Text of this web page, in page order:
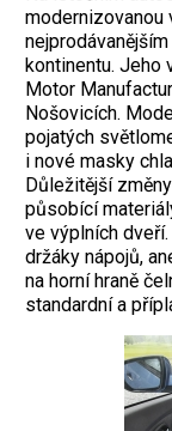
modernizovanou
kontinentu. Jeho
Motor
Nošovicích.
pojatých
i nové masky
Důležitější
působící
ve výplních
držáky nápojů,
na horní hraně
standardní a